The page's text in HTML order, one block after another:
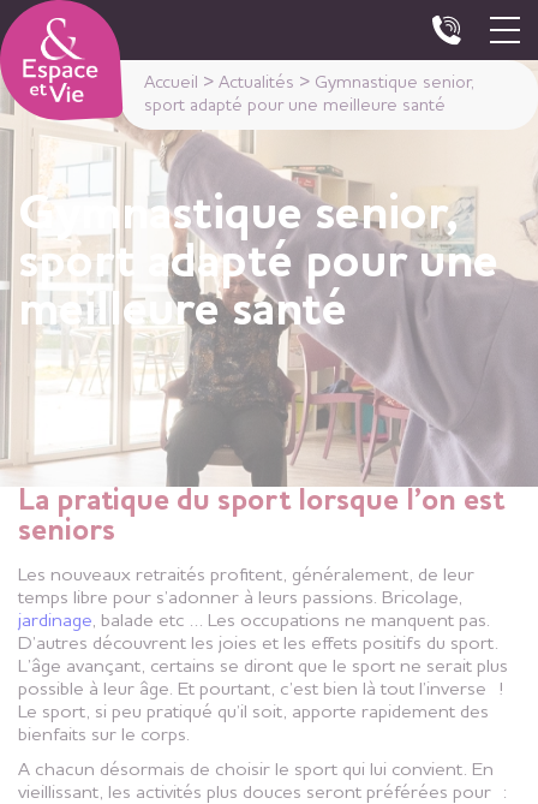
Accueil > Actualités > Gymnastique senior,
sport adapté pour une meilleure santé
Gymnastique senior,
sport adapté pour une
meilleure santé
La pratique du sport lorsque l’on est
seniors
Les nouveaux retraités profitent, généralement, de leur
temps libre pour s’adonner à leurs passions. Bricolage,
jardinage, balade etc … Les occupations ne manquent pas.
D’autres découvrent les joies et les effets positifs du sport.
L’âge avançant, certains se diront que le sport ne serait plus
possible à leur âge. Et pourtant, c’est bien là tout l’inverse !
Le sport, si peu pratiqué qu’il soit, apporte rapidement des
bienfaits sur le corps.
A chacun désormais de choisir le sport qui lui convient. En
vieillissant, les activités plus douces seront préférées pour :
Panneau de gestion des cookies